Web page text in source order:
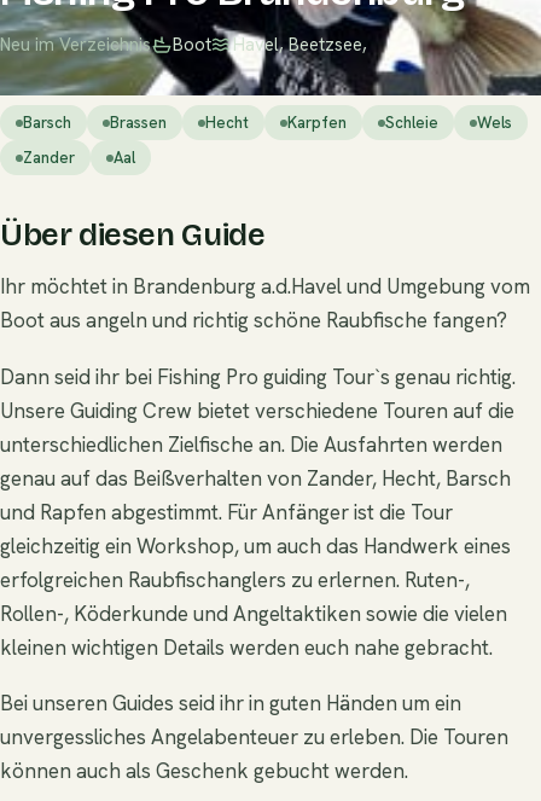
Neu im Verzeichnis Boot Havel, Beetzsee,
Barsch Brassen Hecht Karpfen Schleie
Wels
Zander
Aal
Über diesen Guide
Ihr möchtet in Brandenburg a.d.Havel und Umgebung vom
Boot aus angeln und richtig schöne Raubfische fangen?
Dann seid ihr bei Fishing Pro guiding Tour`s genau richtig.
Unsere Guiding Crew bietet verschiedene Touren auf die
unterschiedlichen Zielfische an. Die Ausfahrten werden
genau auf das Beißverhalten von Zander, Hecht, Barsch
und Rapfen abgestimmt. Für Anfänger ist die Tour
gleichzeitig ein Workshop, um auch das Handwerk eines
erfolgreichen Raubfischanglers zu erlernen. Ruten-,
Rollen-, Köderkunde und Angeltaktiken sowie die vielen
kleinen wichtigen Details werden euch nahe gebracht.
Bei unseren Guides seid ihr in guten Händen um ein
unvergessliches Angelabenteuer zu erleben. Die Touren
können auch als Geschenk gebucht werden.